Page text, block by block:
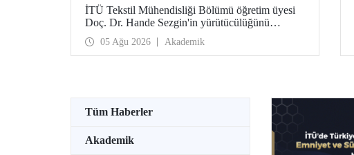
Analiz ve Azaltım Stratejileri
Geliştirecek Projeye TÜBİTAK
Desteği
İTÜ Tekstil Mühendisliği Bölümü öğretim üyesi
Doç. Dr. Hande Sezgin'in yürütücülüğünü
üstlendiği “Sürdürülebilir Pamuk ve Polyester
Esaslı Tekstil Ürünlerinde Kullanım Koşullarına
Bağlı Mikrolif Salımı: Aşınma, UV Maruziyeti ve
proje, TÜBİTAK 2515 – COST Aksiyon Üyeleri
Ar-Ge Destek Programı kapsamında
05 Ağu 2026 Akademik
Tüm Haberler
Akademik